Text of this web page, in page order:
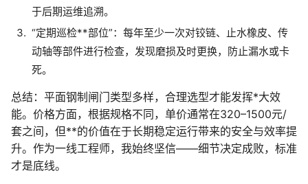
于后期运维追溯。
“定期巡检**部位”：每年至少一次对铰链、止水橡皮、传
动轴等部件进行检查，发现磨损及时更换，防止漏水或卡
死。
总结：平面钢制闸门类型多样，合理选型才能发挥*大效
能。价格方面，根据规格不同，单价通常在320–1500元/
套之间，但**的价值在于长期稳定运行带来的安全与效率提
升。作为一线工程师，我始终坚信——细节决定成败，标准
才是底线。